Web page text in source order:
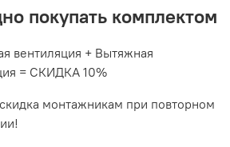
покупать комплектом
вентиляция + Вытяжная
= СКИДКА 10%
монтажникам при повторном